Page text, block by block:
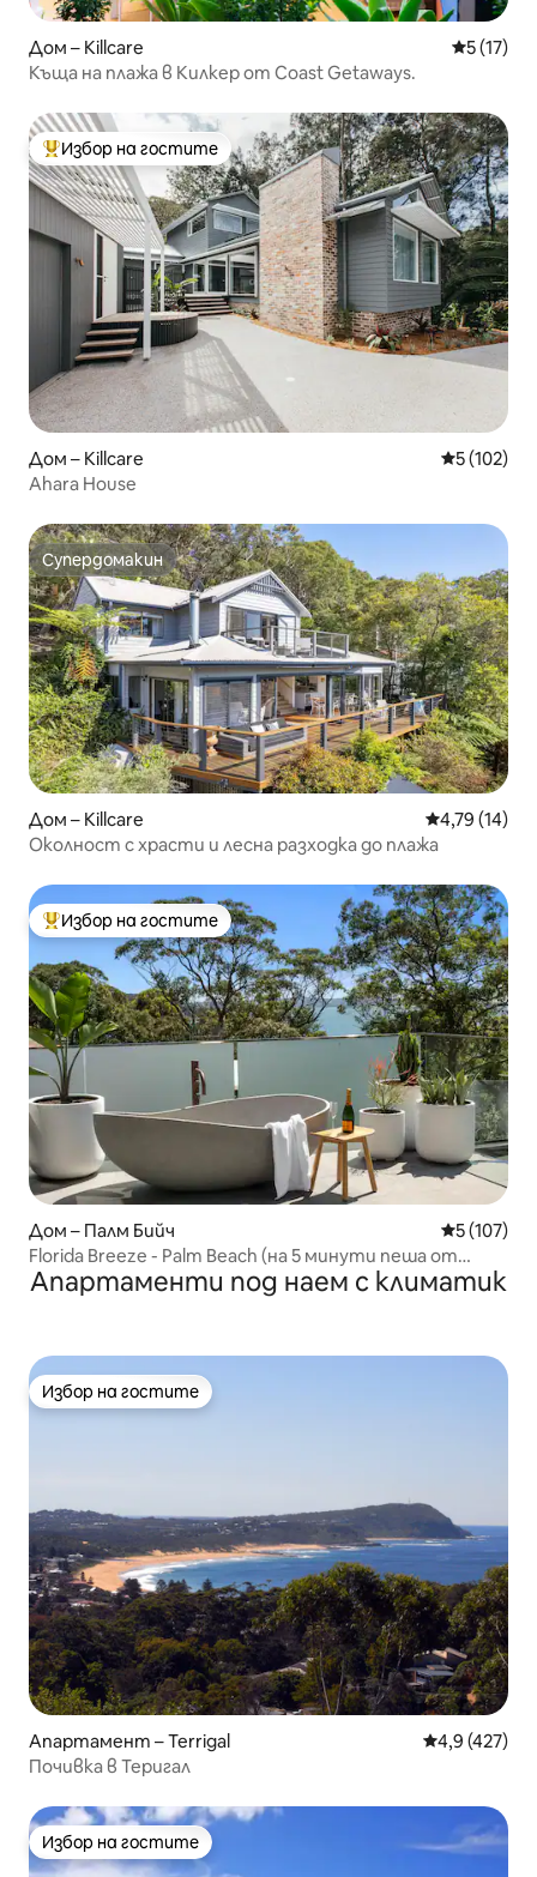
Дом – Killcare Средна
5 (17)
Къща на плажа в Килкер от Coast Getaways.
Най-популярен избор на гостите
Избор на гостите
Дом – Killcare Средна
5 (102)
Ahara House
Супердомакин
Супердомакин
Дом – Killcare Средна
4,79 (14)
Околност с храсти и лесна разходка до плажа
Най-популярен избор на гостите
Избор на гостите
Дом – Палм Бийч Средна
5 (107)
Florida Breeze - Palm Beach (на 5 минути пеша от
плажа)
Апартаменти под наем с климатик
Избор на гостите
Избор на гостите
Апартамент – Terrigal Средна
4,9 (427)
Почивка в Теригал
Избор на гостите
Избор на гостите